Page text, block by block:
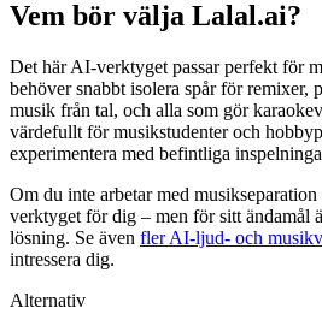
Vem bör välja Lalal.ai?
Det här AI-verktyget passar perfekt för
behöver snabbt isolera spår för remixer,
musik från tal, och alla som gör
värdefullt för musikstudenter och
experimentera med befintliga
Om du inte arbetar med
verktyget för dig – men för sitt ändamål
lösning. Se även fler AI-ljud- och
intressera dig.
Alternativ